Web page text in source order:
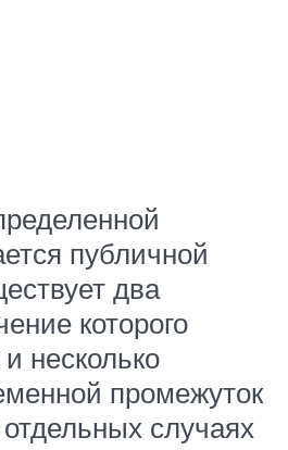
публичной
два
которого
несколько
промежуток
случаях